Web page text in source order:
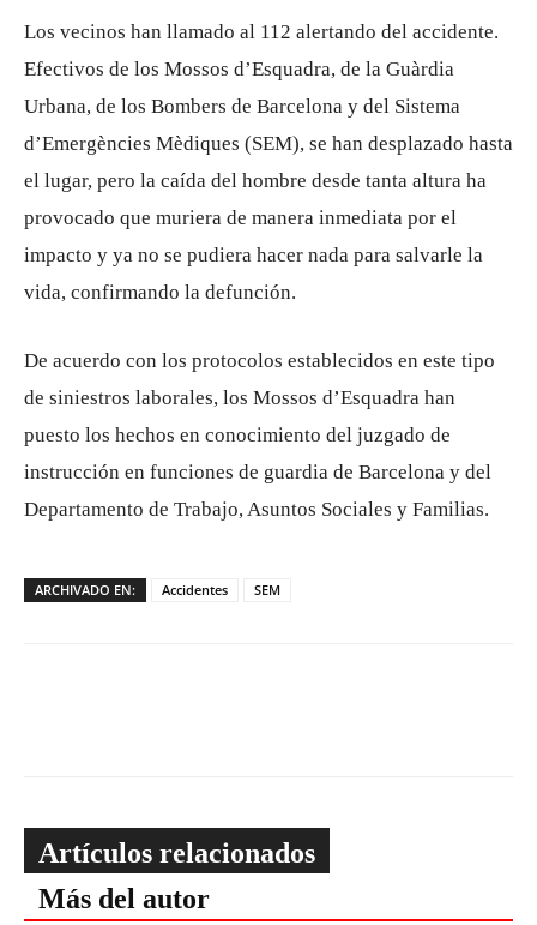
Los vecinos han llamado al 112 alertando del accidente.
Efectivos de los Mossos d’Esquadra, de la Guàrdia
Urbana, de los Bombers de Barcelona y del Sistema
d’Emergències Mèdiques (SEM), se han desplazado hasta
el lugar, pero la caída del hombre desde tanta altura ha
provocado que muriera de manera inmediata por el
impacto y ya no se pudiera hacer nada para salvarle la
vida, confirmando la defunción.
De acuerdo con los protocolos establecidos en este tipo
de siniestros laborales, los Mossos d’Esquadra han
puesto los hechos en conocimiento del juzgado de
instrucción en funciones de guardia de Barcelona y del
Departamento de Trabajo, Asuntos Sociales y Familias.
ARCHIVADO EN: Accidentes SEM
Artículos relacionados
Más del autor